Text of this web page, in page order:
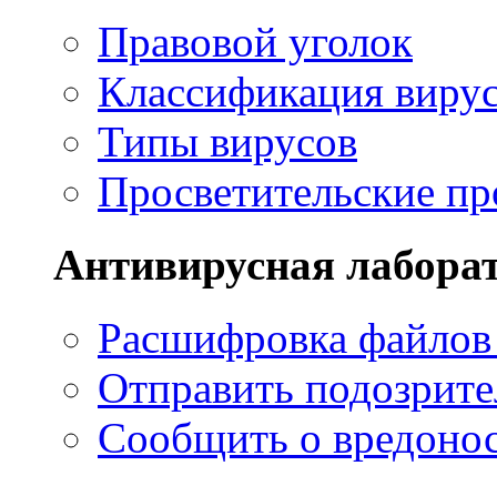
Правовой уголок
Классификация
Типы вирусов
Просветительские
Антивирусная
Расшифровка
Отправить
Сообщить о